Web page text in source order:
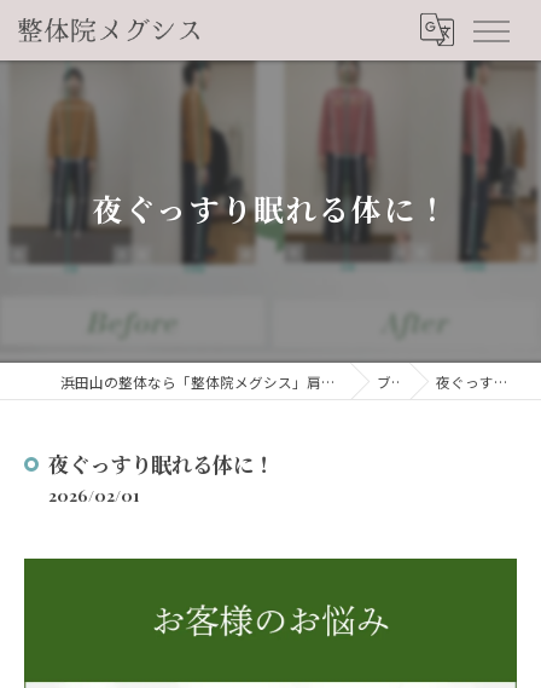
夜ぐっすり眠れる体に！
浜田山の整体なら「整体院メグシス」肩こり・腰痛・自律神経の悩みを睡眠から改善 ブログ 夜ぐっすり眠れる体に！
夜ぐっすり眠れる体に！
2026/02/01